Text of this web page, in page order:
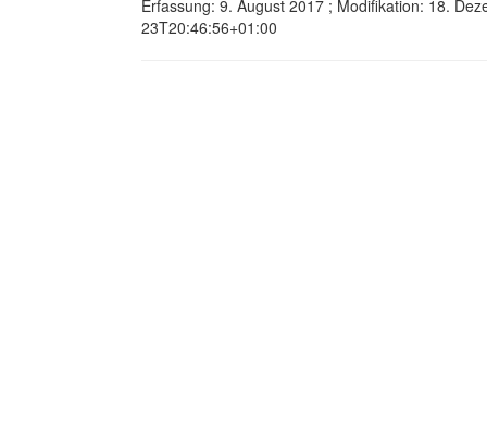
Erfassung: 9. August 2017 ; Modifikation: 18.
23T20:46:56+01:00